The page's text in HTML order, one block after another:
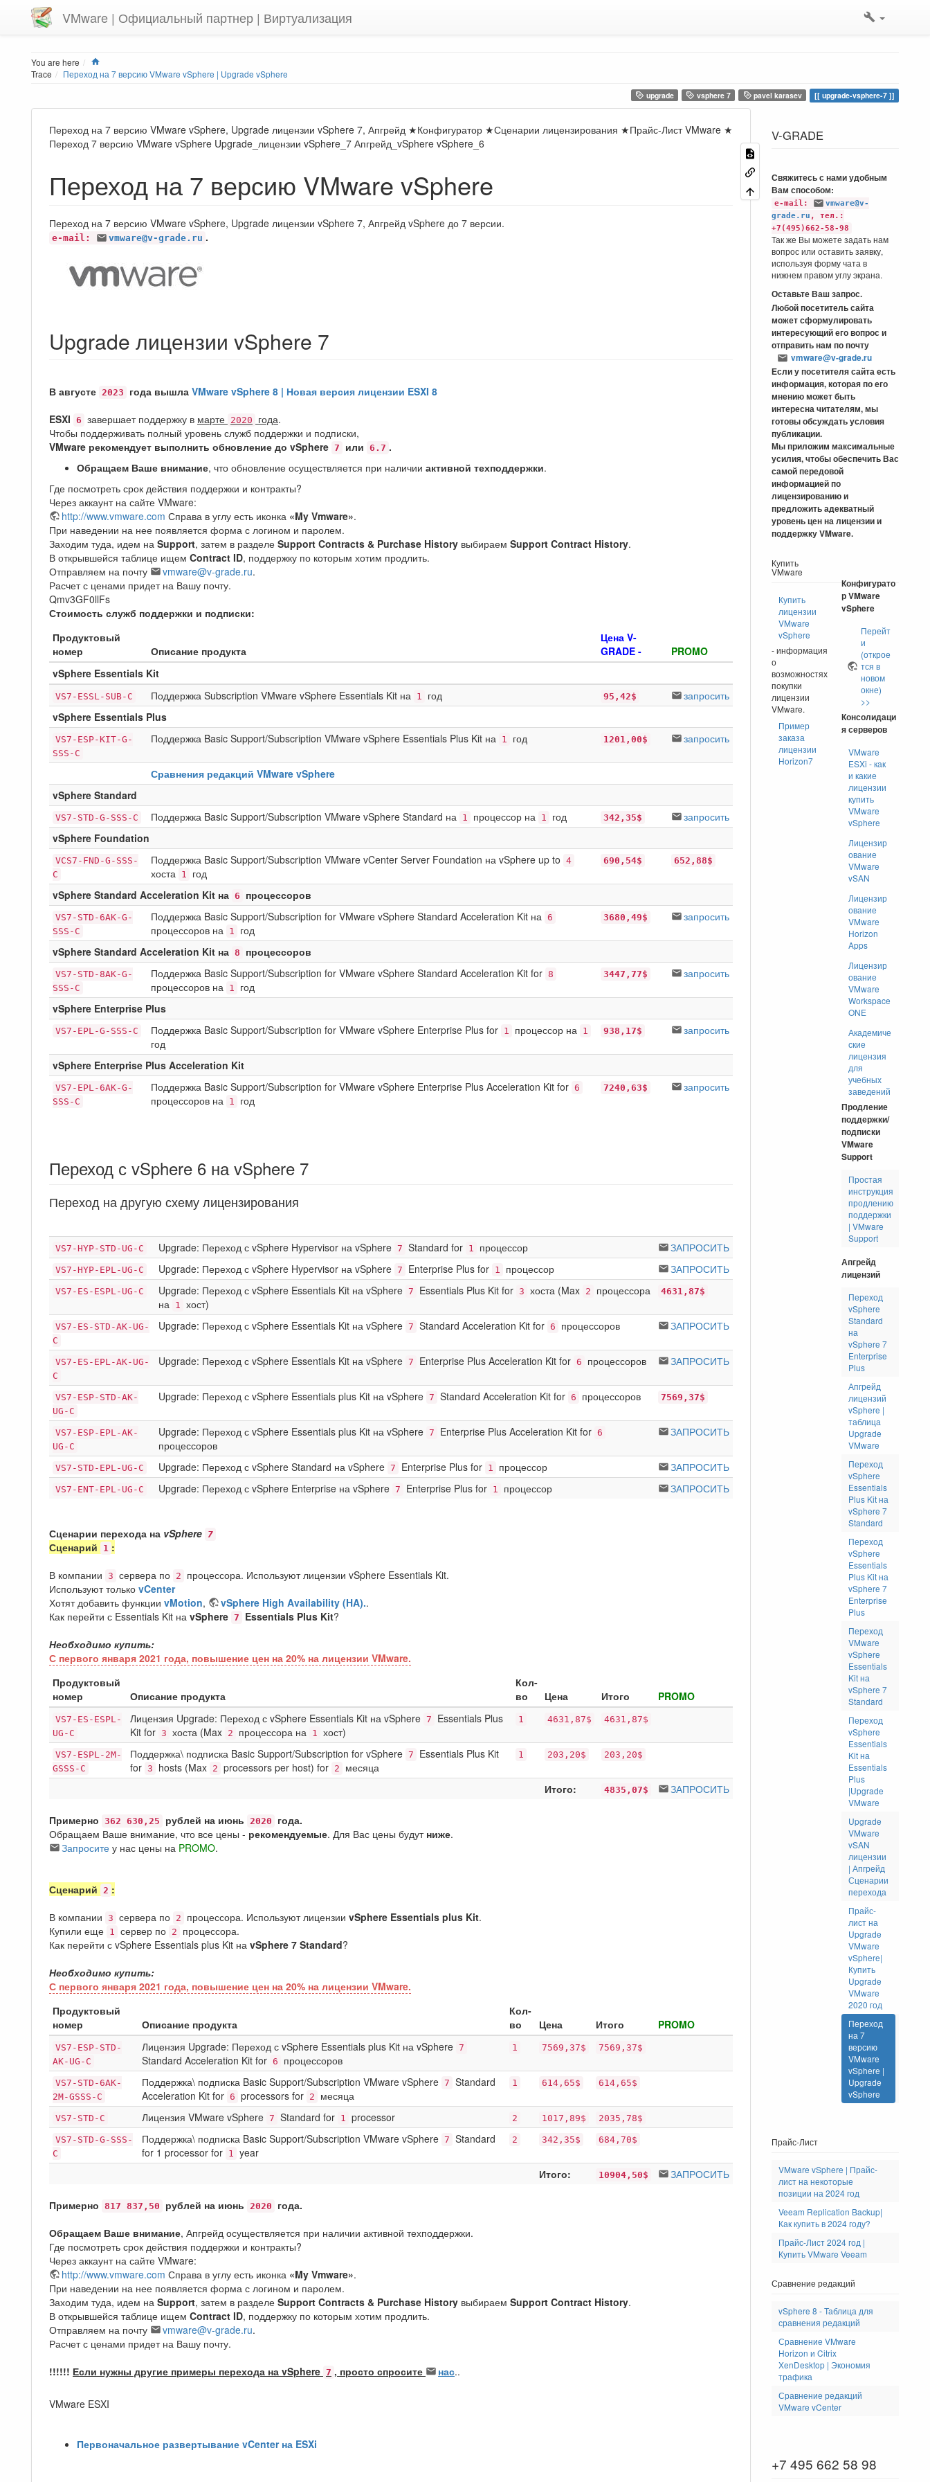
VMware | Официальный партнер | Виртуализация
You are here
Trace
Переход на 7 версию VMware vSphere | Upgrade vSphere
upgrade vsphere 7 pavel karasev upgrade-vsphere-7
Переход на 7 версию VMware vSphere, Upgrade лицензии vSphere 7, Апгрейд ★Конфигуратор ★Сценарии лицензирования ★Прайс-Лист VMware ★
Переход 7 версию VMware vSphere Upgrade_лицензии vSphere_7 Апгрейд_vSphere vSphere_6
Переход на 7 версию VMware vSphere
Переход на 7 версию VMware vSphere, Upgrade лицензии vSphere 7, Апгрейд vSphere до 7 версии.
e-mail: vmware@v-grade.ru .
Upgrade лицензии vSphere 7
В августе 2023 года вышла VMware vSphere 8 | Новая версия лицензии ESXI 8
ESXI 6 завершает поддержку в марте 2020 года.
Чтобы поддерживать полный уровень служб поддержки и подписки,
VMware рекомендует выполнить обновление до vSphere 7 или 6.7 .
Обращаем Ваше внимание, что обновление осуществляется при наличии активной техподдержки.
Где посмотреть срок действия поддержки и контракты?
Через аккаунт на сайте VMware:
http://www.vmware.com Справа в углу есть иконка «My Vmware».
При наведении на нее появляется форма с логином и паролем.
Заходим туда, идем на Support, затем в разделе Support Contracts & Purchase History выбираем Support Contract History.
В открывшейся таблице ищем Contract ID, поддержку по которым хотим продлить.
Отправляем на почту
vmware@v-grade.ru.
Расчет с ценами придет на Вашу почту.
Qmv3GF0llFs
Стоимость служб поддержки и подписки:
Продуктовый
номер
Описание продукта
Цена V-
GRADE -
PROMO
vSphere Essentials Kit
VS7-ESSL-SUB-C Поддержка Subscription VMware vSphere Essentials Kit на 1 год 95,42$
запросить
vSphere Essentials Plus
VS7-ESP-KIT-G-
SSS-C
Поддержка Basic Support/Subscription VMware vSphere Essentials Plus Kit на 1 год 1201,00$ запросить
Сравнения редакций VMware vSphere
vSphere Standard
VS7-STD-G-SSS-C Поддержка Basic Support/Subscription VMware vSphere Standard на 1 процессор на 1 год 342,35$
запросить
vSphere Foundation
VCS7-FND-G-SSS-
C
Поддержка Basic Support/Subscription VMware vCenter Server Foundation на vSphere up to 4
хоста 1 год
690,54$ 652,88$
vSphere Standard Acceleration Kit на 6 процессоров
VS7-STD-6AK-G-
SSS-C
Поддержка Basic Support/Subscription for VMware vSphere Standard Acceleration Kit на 6
процессоров на 1 год
3680,49$ запросить
vSphere Standard Acceleration Kit на 8 процессоров
VS7-STD-8AK-G-
SSS-C
Поддержка Basic Support/Subscription for VMware vSphere Standard Acceleration Kit for 8
процессоров на 1 год
3447,77$ запросить
vSphere Enterprise Plus
VS7-EPL-G-SSS-C Поддержка Basic Support/Subscription for VMware vSphere Enterprise Plus for 1 процессор на 1
год
938,17$ запросить
vSphere Enterprise Plus Acceleration Kit
VS7-EPL-6AK-G-
SSS-C
Поддержка Basic Support/Subscription for VMware vSphere Enterprise Plus Acceleration Kit for 6
процессоров на 1 год
7240,63$ запросить
Переход с vSphere 6 на vSphere 7
Переход на другую схему лицензирования
VS7-HYP-STD-UG-C Upgrade: Переход с vSphere Hypervisor на vSphere 7 Standard for 1 процессор ЗАПРОСИТЬ
VS7-HYP-EPL-UG-C Upgrade: Переход с vSphere Hypervisor на vSphere 7 Enterprise Plus for 1 процессор ЗАПРОСИТЬ
VS7-ES-ESPL-UG-C Upgrade: Переход с vSphere Essentials Kit на vSphere 7 Essentials Plus Kit for 3 хоста (Max 2
процессора
на 1 хост)
4631,87$
VS7-ES-STD-AK-UG-
C
Upgrade: Переход с vSphere Essentials Kit на vSphere 7 Standard Acceleration Kit for 6 процессоров ЗАПРОСИТЬ
VS7-ES-EPL-AK-UG-
C
Upgrade: Переход с vSphere Essentials Kit на vSphere 7 Enterprise Plus Acceleration Kit for 6 процессоров ЗАПРОСИТЬ
VS7-ESP-STD-AK-
UG-C
Upgrade: Переход с vSphere Essentials plus Kit на vSphere 7 Standard Acceleration Kit for 6 процессоров 7569,37$
VS7-ESP-EPL-AK-
UG-C
Upgrade: Переход с vSphere Essentials plus Kit на vSphere 7 Enterprise Plus Acceleration Kit for 6
процессоров
ЗАПРОСИТЬ
VS7-STD-EPL-UG-C Upgrade: Переход с vSphere Standard на vSphere 7 Enterprise Plus for 1 процессор ЗАПРОСИТЬ
VS7-ENT-EPL-UG-C Upgrade: Переход с vSphere Enterprise на vSphere 7 Enterprise Plus for 1 процессор ЗАПРОСИТЬ
Сценарии перехода на vSphere 7
Сценарий 1 :
В компании 3 сервера по 2
процессора. Используют лицензии vSphere Essentials Kit.
Используют только vCenter
Хотят добавить функции vMotion, vSphere High Availability (HA)..
Как перейти с Essentials Kit на vSphere 7 Essentials Plus Kit?
Необходимо купить:
С первого января 2021 года, повышение цен на 20% на лицензии VMware.
Продуктовый
номер
Описание продукта
Кол-
во
Цена Итого PROMO
VS7-ES-ESPL-
UG-C
Лицензия Upgrade: Переход с vSphere Essentials Kit на vSphere 7
Essentials Plus
Kit for 3 хоста (Max 2 процессора на 1 хост)
1 4631,87$ 4631,87$
VS7-ESPL-2M-
GSSS-C
Поддержка\ подписка Basic Support/Subscription for vSphere 7
Essentials Plus Kit
for 3 hosts (Max 2 processors per host) for 2 месяца
1 203,20$ 203,20$
Итого: 4835,07$ ЗАПРОСИТЬ
Примерно 362 630,25 рублей на июнь 2020
года.
Обращаем Ваше внимание, что все цены - рекомендуемые. Для Вас цены будут ниже.
Запросите у нас цены на PROMO.
Сценарий 2 :
В компании 3 сервера по 2 процессора. Используют лицензии vSphere Essentials plus Kit.
Купили еще 1 сервер по 2
процессора.
Как перейти с vSphere Essentials plus Kit на vSphere 7 Standard?
Необходимо купить:
С первого января 2021 года, повышение цен на 20% на лицензии VMware.
Продуктовый
номер
Описание продукта
Кол-
во
Цена Итого PROMO
VS7-ESP-STD-
AK-UG-C
Лицензия Upgrade: Переход с vSphere Essentials plus Kit на vSphere 7
Standard Acceleration Kit for 6 процессоров
1 7569,37$ 7569,37$
VS7-STD-6AK-
2M-GSSS-C
Поддержка\ подписка Basic Support/Subscription VMware vSphere 7 Standard
Acceleration Kit for 6 processors for 2 месяца
1 614,65$ 614,65$
VS7-STD-C Лицензия VMware vSphere 7 Standard for 1 processor 2 1017,89$ 2035,78$
VS7-STD-G-SSS-
C
Поддержка\ подписка Basic Support/Subscription VMware vSphere 7 Standard
for 1 processor for 1 year
2 342,35$ 684,70$
Итого: 10904,50$ ЗАПРОСИТЬ
Примерно 817 837,50 рублей на июнь 2020
года.
Обращаем Ваше внимание, Апгрейд осуществляется при наличии активной техподдержки.
Где посмотреть срок действия поддержки и контракты?
Через аккаунт на сайте VMware:
http://www.vmware.com Справа в углу есть иконка «My Vmware».
При наведении на нее появляется форма с логином и паролем.
Заходим туда, идем на Support, затем в разделе Support Contracts & Purchase History выбираем Support Contract History.
В открывшейся таблице ищем Contract ID, поддержку по которым хотим продлить.
Отправляем на почту
vmware@v-grade.ru.
Расчет с ценами придет на Вашу почту.
!!!!!! Если нужны другие примеры перехода на vSphere 7 , просто спросите нас..
VMware ESXI
Первоначальное развертывание vCenter на ESXi
V-GRADE
Свяжитесь с нами удобным
Вам способом:
e-mail:
vmware@v-
grade.ru , тел.:
+7(495)662-58-98
Так же Вы можете задать нам
вопрос или оставить заявку,
используя форму чата в
нижнем правом углу экрана.
Оставьте Ваш запрос.
Любой посетитель сайта
может сформулировать
интересующий его вопрос и
отправить нам по почту
vmware@v-grade.ru
Если у посетителя сайта есть
информация, которая по его
мнению может быть
интересна читателям, мы
готовы обсуждать условия
публикации.
Мы приложим максимальные
усилия, чтобы обеспечить Вас
самой передовой
информацией по
лицензированию и
предложить адекватный
уровень цен на лицензии и
поддержку VMware.
Конфигурато
р VMware
vSphere
Перейт
и
(открое
тся в
новом
окне)
>>
Консолидаци
я серверов
VMware
ESXi - как
и какие
лицензии
купить
VMware
vSphere
Лицензир
ование
VMware
vSAN
Лицензир
ование
VMware
Horizon
Apps
Лицензир
ование
VMware
Workspace
ONE
Академиче
ские
лицензия
для
учебных
заведений
Продление
поддержки/
подписки
VMware
Support
Простая
инструкция
продлению
поддержки
| VMware
Support
Апгрейд
лицензий
Переход
vSphere
Standard
на
vSphere 7
Enterprise
Plus
Апгрейд
лицензий
vSphere |
таблица
Upgrade
VMware
Переход
vSphere
Essentials
Plus Kit на
vSphere 7
Standard
Переход
vSphere
Essentials
Plus Kit на
vSphere 7
Enterprise
Plus
Переход
VMware
vSphere
Essentials
Kit на
vSphere 7
Standard
Переход
vSphere
Essentials
Kit на
Essentials
Plus
|Upgrade
VMware
Upgrade
VMware
vSAN
лицензии
| Апгрейд
Сценарии
перехода
Прайс-
лист на
Upgrade
VMware
vSphere|
Купить
Upgrade
VMware
2020 год
Переход
на 7
версию
VMware
vSphere |
Upgrade
vSphere
Купить
VMware
Купить
лицензии
VMware
vSphere
- информация
о
возможностях
покупки
лицензии
VMware.
Пример
заказа
лицензии
Horizon7
Прайс-Лист
VMware vSphere | Прайс-
лист на некоторые
позиции на 2024 год
Veeam Replication Backup|
Как купить в 2024 году?
Прайс-Лист 2024 год |
Купить VMware Veeam
Сравнение редакций
vSphere 8 - Таблица для
сравнения редакций
Сравнение VMware
Horizon и Citrix
XenDesktop | Экономия
трафика
Сравнение редакций
VMware vCenter
+7 495 662 58 98